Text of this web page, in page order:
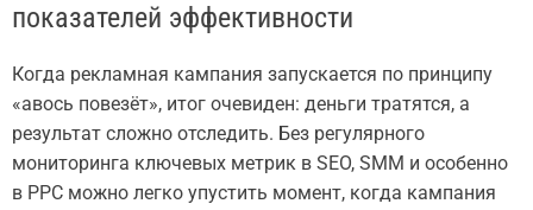
показателей эффективности
Когда рекламная кампания запускается по принципу
«авось повезёт», итог очевиден: деньги тратятся, а
результат сложно отследить. Без регулярного
мониторинга ключевых метрик в SEO, SMM и особенно
в PPC можно легко упустить момент, когда кампания